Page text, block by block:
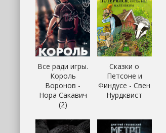
Все ради игры.
Король
Воронов -
Нора Сакавич
(2)
Сказки о
Петсоне и
Финдусе - Свен
Нурдквист